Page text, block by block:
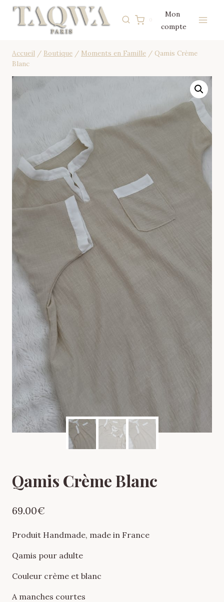
Aller
0
Mon
compte
Accueil / Boutique / Moments en Famille / Qamis Crème
Blanc
Qamis Crème Blanc
69.00€
Produit Handmade, made in France
Qamis pour adulte
Couleur crème et blanc
A manches courtes